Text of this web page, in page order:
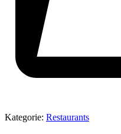
Kategorie: Restaurants